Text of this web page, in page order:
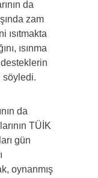
da
zam
ısıtmakta
ısınma
söyledi.
da
TÜİK
gün
oynanmış